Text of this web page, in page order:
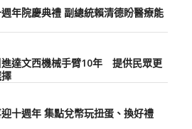
年院慶典禮 副總統賴清德盼醫療能
達文西機械手臂10年 提供民眾更
十週年 集點兌幣玩扭蛋、換好禮